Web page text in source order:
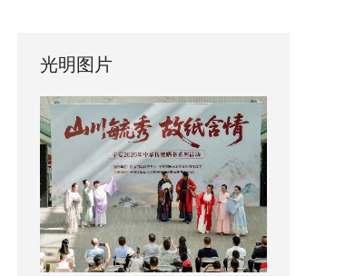
光明图片